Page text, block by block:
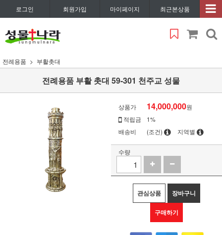
로그인 회원가입 마이페이지 최근본상품
전례용품 부활촛대
전례용품 부활 촛대 59-301 천주교 성물
상품가 14,000,000원
적립금
1%
배송비
(조건) 지역별
수량
관심상품 장바구니
구매하기